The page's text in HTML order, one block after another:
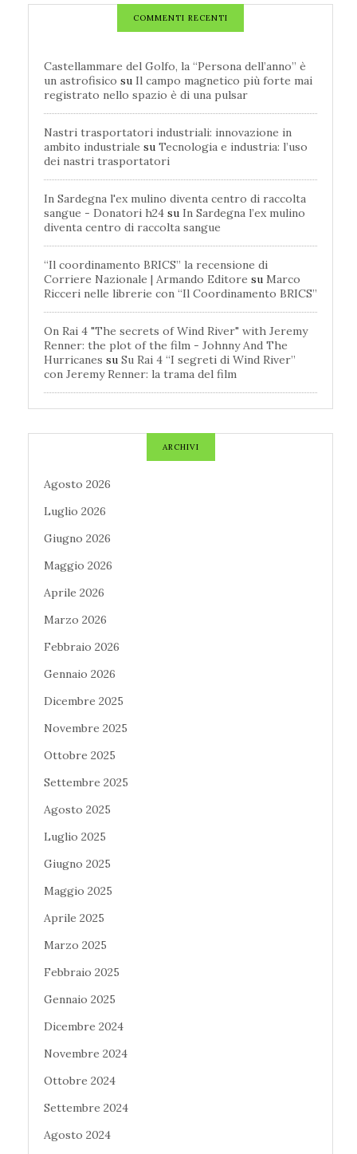
COMMENTI RECENTI
Castellammare del Golfo, la “Persona dell’anno” è
un astrofisico su Il campo magnetico più forte mai
registrato nello spazio è di una pulsar
Nastri trasportatori industriali: innovazione in
ambito industriale su Tecnologia e industria: l’uso
dei nastri trasportatori
In Sardegna l'ex mulino diventa centro di raccolta
sangue - Donatori h24 su In Sardegna l’ex mulino
diventa centro di raccolta sangue
“Il coordinamento BRICS” la recensione di
Corriere Nazionale | Armando Editore su Marco
Ricceri nelle librerie con “Il Coordinamento BRICS”
On Rai 4 "The secrets of Wind River" with Jeremy
Renner: the plot of the film - Johnny And The
Hurricanes su Su Rai 4 “I segreti di Wind River”
con Jeremy Renner: la trama del film
ARCHIVI
Agosto 2026
Luglio 2026
Giugno 2026
Maggio 2026
Aprile 2026
Marzo 2026
Febbraio 2026
Gennaio 2026
Dicembre 2025
Novembre 2025
Ottobre 2025
Settembre 2025
Agosto 2025
Luglio 2025
Giugno 2025
Maggio 2025
Aprile 2025
Marzo 2025
Febbraio 2025
Gennaio 2025
Dicembre 2024
Novembre 2024
Ottobre 2024
Settembre 2024
Agosto 2024